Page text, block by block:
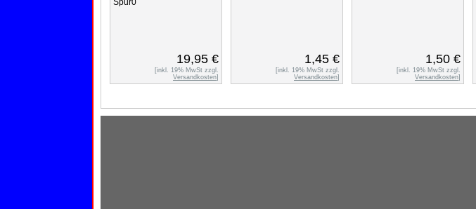
Spur0
19,95 €
[inkl. 19% MwSt zzgl.
Versandkosten]
1,45 €
[inkl. 19% MwSt zzgl.
Versandkosten]
1,50 €
[inkl. 19% MwSt zzgl.
Versandkosten]